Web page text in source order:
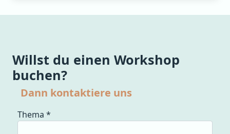
Willst du einen Workshop
buchen?
Dann kontaktiere uns
Thema *